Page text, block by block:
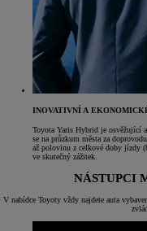
INOVATIVNÍ A
Toyota Yaris Hybrid je osvěžující
se na průzkum města za
až polovinu z celkové doby jízdy
ve skutečný zážitek.
NÁSTUPCI
V nabídce Toyoty vždy najdete auta